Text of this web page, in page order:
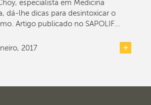
especialista em Medicina
dá-lhe dicas para desintoxicar o
Artigo publicado no SAPOLIF...
2017